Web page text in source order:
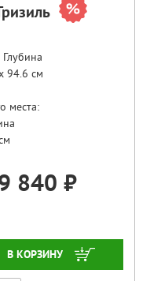
94.6 см
места:
840 ₽
ЗАКАЗАТЬ